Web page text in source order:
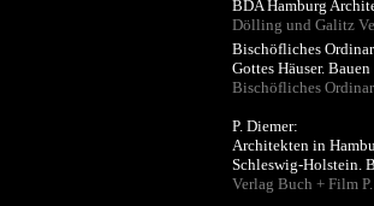
BDA Hamburg
Dölling und Galitz
Bischöfliches
Gottes Häuser.
Bischöfliches
P. Diemer:
Architekten in
Schleswig-Holstein.
Verlag Buch + Film